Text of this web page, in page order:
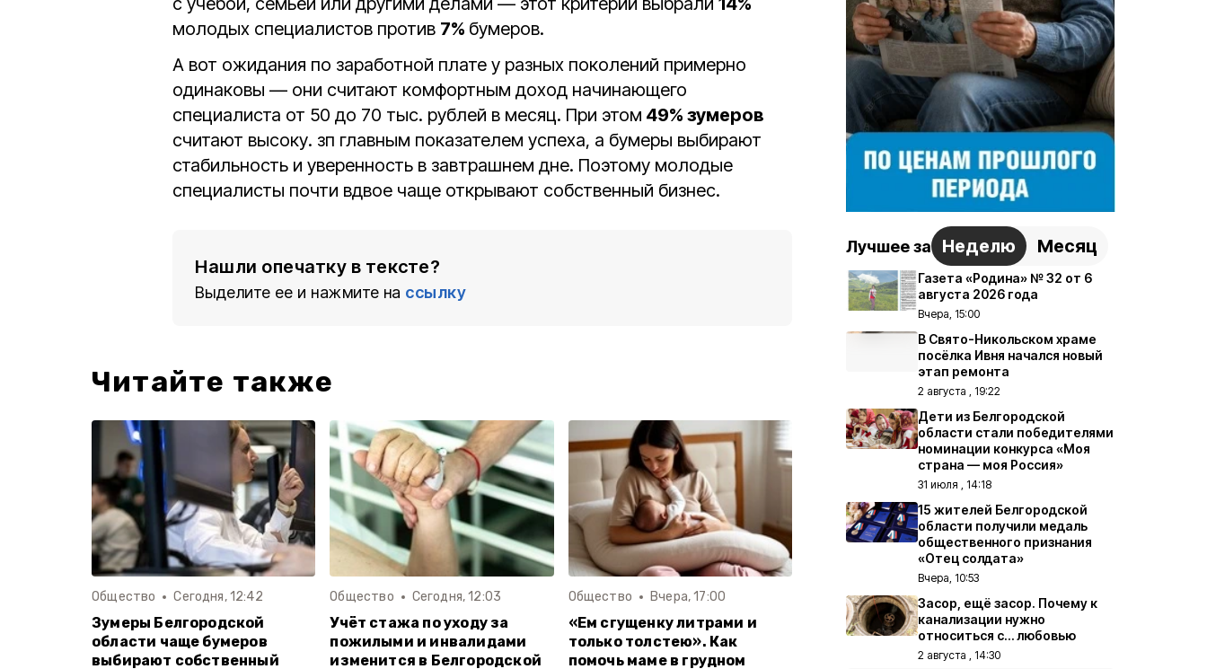
молодых специалистов против 7% бумеров.
А вот ожидания по заработной плате у разных поколений примерно
одинаковы — они считают комфортным доход начинающего
специалиста от 50 до 70 тыс. рублей в месяц. При этом 49% зумеров
считают высоку. зп главным показателем успеха, а бумеры выбирают
стабильность и уверенность в завтрашнем дне. Поэтому молодые
специалисты почти вдвое чаще открывают собственный бизнес.
Нашли опечатку в тексте?
Выделите ее и нажмите на ссылку
Читайте также
Общество Сегодня, 12:42
Зумеры Белгородской
области чаще бумеров
выбирают собственный
Общество Сегодня, 12:03
Учёт стажа по уходу за
пожилыми и инвалидами
изменится в Белгородской
Общество Вчера, 17:00
«Ем сгущенку литрами и
только толстею». Как
помочь маме в грудном
Лучшее за Неделю Месяц
Газета «Родина» № 32 от 6
августа 2026 года
Вчера, 15:00
В Свято-Никольском храме
посёлка Ивня начался новый
этап ремонта
2 августа , 19:22
Дети из Белгородской
области стали победителями
номинации конкурса «Моя
страна — моя Россия»
31 июля , 14:18
15 жителей Белгородской
области получили медаль
общественного признания
«Отец солдата»
Вчера, 10:53
Засор, ещё засор. Почему к
канализации нужно
относиться с… любовью
2 августа , 14:30